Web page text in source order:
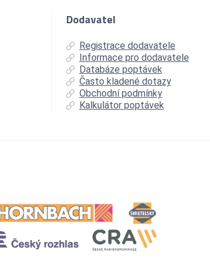
Dodavatel
Registrace dodavatele
Informace pro dodavatele
Databáze poptávek
Často kladené dotazy
Obchodní podmínky
Kalkulátor poptávek